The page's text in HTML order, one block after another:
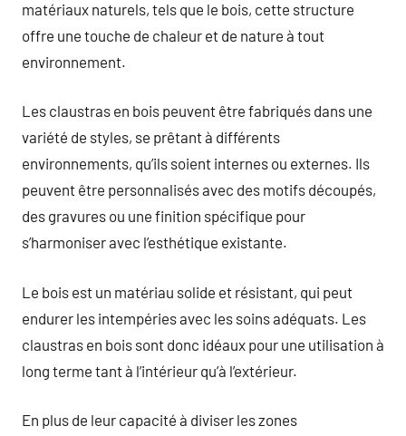
matériaux naturels, tels que le bois, cette structure
offre une touche de chaleur et de nature à tout
environnement.
Les claustras en bois peuvent être fabriqués dans une
variété de styles, se prêtant à différents
environnements, qu’ils soient internes ou externes. Ils
peuvent être personnalisés avec des motifs découpés,
des gravures ou une finition spécifique pour
s’harmoniser avec l’esthétique existante.
Le bois est un matériau solide et résistant, qui peut
endurer les intempéries avec les soins adéquats. Les
claustras en bois sont donc idéaux pour une utilisation à
long terme tant à l’intérieur qu’à l’extérieur.
En plus de leur capacité à diviser les zones